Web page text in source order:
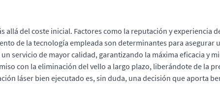
allá del coste inicial. Factores como la reputación y experiencia
de la tecnología empleada son determinantes para asegurar
servicio de mayor calidad, garantizando la máxima eficacia y
con la eliminación del vello a largo plazo, liberándote de la
láser bien ejecutado es, sin duda, una decisión que aporta